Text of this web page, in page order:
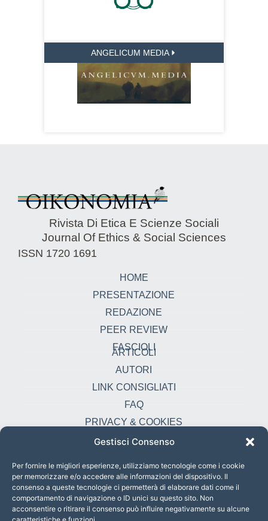
Gestisci Consenso
Per fornire le migliori esperienze, utilizziamo tecnologie come i cookie
per memorizzare e/o accedere alle informazioni del dispositivo. Il
consenso a queste tecnologie ci permetterà di elaborare dati come il
comportamento di navigazione o ID unici su questo sito. Non
acconsentire o ritirare il consenso può influire negativamente su alcune
ANGELICUM MEDIA
Rivista Di Etica E Scienze Sociali
Journal Of Ethics & Social Sciences
ISSN 1720 1691
HOME
PRESENTAZIONE
REDAZIONE
PEER REVIEW
FASCIOLI
ARTICOLI
AUTORI
LINK CONSIGLIATI
FAQ
PRIVACY & COOKIES
oikonomia@pust.it
+39 06 67 02 338
Largo Angelicum 1, 00184 Roma, Italia